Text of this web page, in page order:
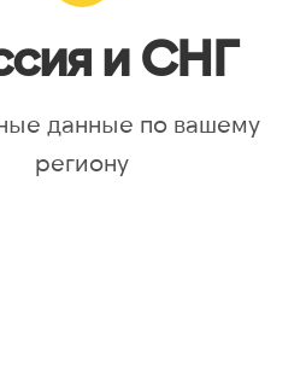
и СНГ
данные по вашему
региону